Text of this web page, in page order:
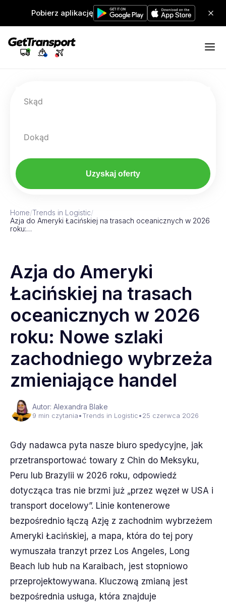
Pobierz aplikację
Skąd
Dokąd
Uzyskaj oferty
Home/Trends in Logistic/
Azja do Ameryki Łacińskiej na trasach oceanicznych w 2026
roku:…
Azja do Ameryki
Łacińskiej na trasach
oceanicznych w 2026
roku: Nowe szlaki
zachodniego wybrzeża
zmieniające handel
Autor: Alexandra Blake
9 min czytania•Trends in Logistic•25 czerwca 2026
Gdy nadawca pyta nasze biuro spedycyjne, jak
przetransportować towary z Chin do Meksyku,
Peru lub Brazylii w 2026 roku, odpowiedź
dotycząca tras nie brzmi już „przez węzeł w USA i
transport docelowy”. Linie kontenerowe
bezpośrednio łączą Azję z zachodnim wybrzeżem
Ameryki Łacińskiej, a mapa, która do tej pory
wymuszała tranzyt przez Los Angeles, Long
Beach lub hub na Karaibach, jest stopniowo
przeprojektowywana. Kluczową zmianą jest
bezpośrednia usługa, która znajduje